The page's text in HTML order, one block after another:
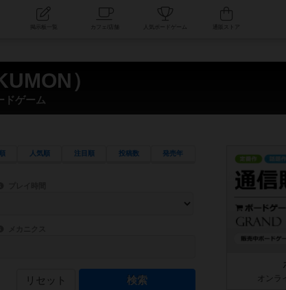
コミュニティ 人気ボードゲーム
）
ドゲーム
人気順 注目順 投稿数 発売年
目安となる所要時間を指定することができます。マニュアルを読む時間や参加
できます。直感的にゲームシステムを理解できるよう、中世ファンタジー・クッ
ゲーム性を構成するコアシステムです。主にボードゲームに慣れている方向け
リセット オン